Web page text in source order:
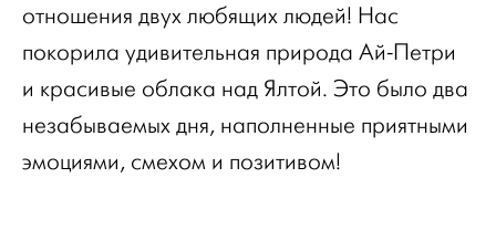
отношения двух любящих людей! Нас
покорила удивительная природа Ай-Петри
и красивые облака над Ялтой. Это было два
незабываемых дня, наполненные приятными
эмоциями, смехом и позитивом!